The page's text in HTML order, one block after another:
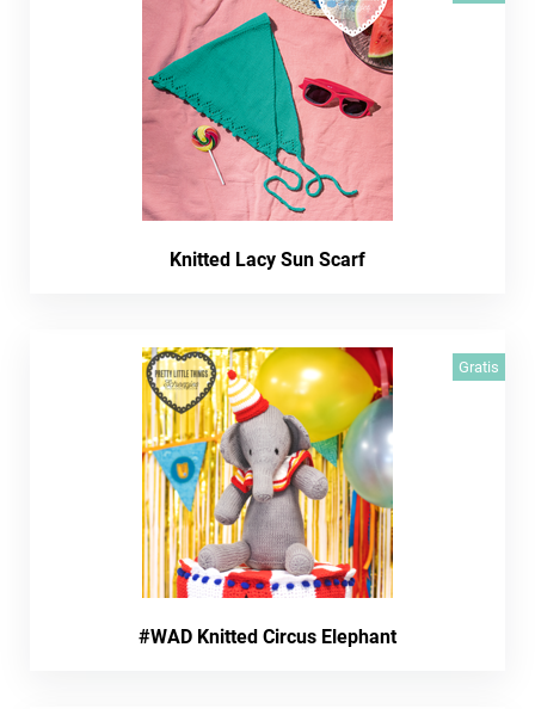
Knitted Lacy Sun Scarf
Gratis
#WAD Knitted Circus Elephant